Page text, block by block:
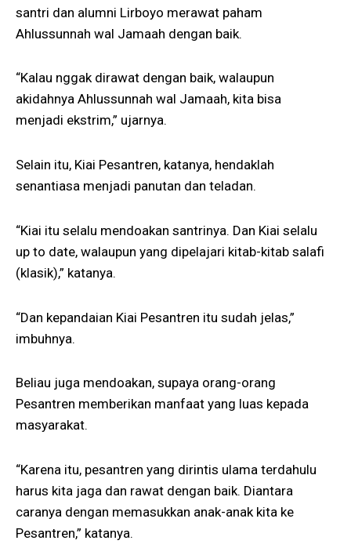
santri dan alumni Lirboyo merawat paham
Ahlussunnah wal Jamaah dengan baik.
“Kalau nggak dirawat dengan baik, walaupun
akidahnya Ahlussunnah wal Jamaah, kita bisa
menjadi ekstrim,” ujarnya.
Selain itu, Kiai Pesantren, katanya, hendaklah
senantiasa menjadi panutan dan teladan.
“Kiai itu selalu mendoakan santrinya. Dan Kiai selalu
up to date, walaupun yang dipelajari kitab-kitab salafi
(klasik),” katanya.
“Dan kepandaian Kiai Pesantren itu sudah jelas,”
imbuhnya.
Beliau juga mendoakan, supaya orang-orang
Pesantren memberikan manfaat yang luas kepada
masyarakat.
“Karena itu, pesantren yang dirintis ulama terdahulu
harus kita jaga dan rawat dengan baik. Diantara
caranya dengan memasukkan anak-anak kita ke
Pesantren,” katanya.